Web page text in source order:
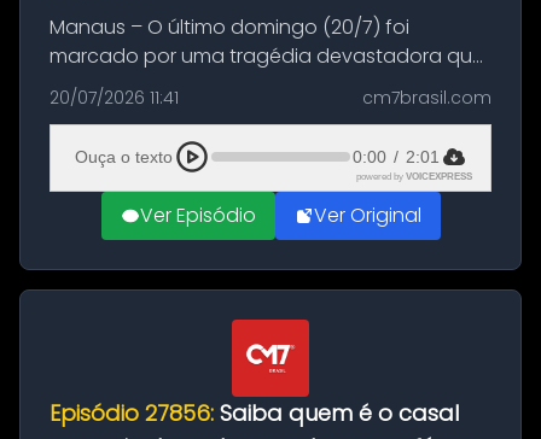
Manaus – O último domingo (20/7) foi
marcado por uma tragédia devastadora que
resultou na morte precoce de dois jovens na
BR-174, na zona rural de Manaus. Um passeio
com destino a um típico café regio...
20/07/2026 11:41 cm7brasil.com
Ouça o texto 0:00 / 2:01
powered by VOICEXPRESS
Ver Episódio Ver Original
Episódio 27856: Saiba quem é o casal